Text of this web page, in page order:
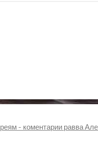
- коментарии равва